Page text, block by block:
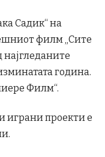
Садик“ на
филм „Сите
најгледаните
година.
Филм“.
играни проекти е